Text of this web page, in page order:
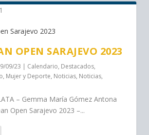
OPEN SARAJEVO 2023
09/23 | Calendario, Destacados,
, Mujer y Deporte, Noticias, Noticias,
– Gemma María Gómez Antona
Open Sarajevo 2023 –...